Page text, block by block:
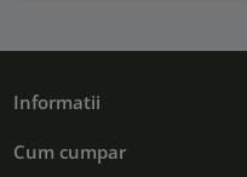
Informatii
Cum cumpar